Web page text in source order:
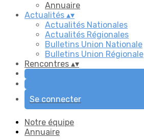
Annuaire
Actualités ▴▾
Actualités Nationales
Actualités Régionales
Bulletins Union Nationale
Bulletins Union Régionale
Rencontres ▴▾
Se connecter
Notre équipe
Annuaire